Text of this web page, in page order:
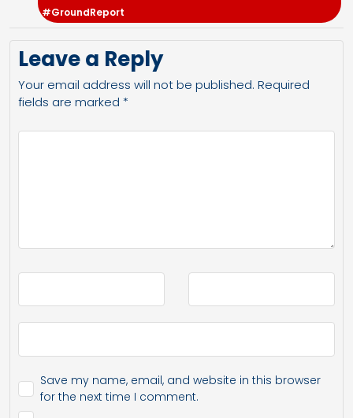
#GroundReport
Leave a Reply
Your email address will not be published. Required
fields are marked *
Save my name, email, and website in this browser
for the next time I comment.